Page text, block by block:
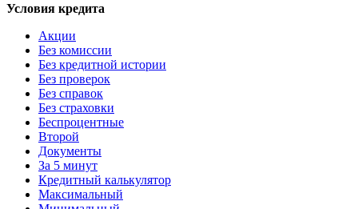
Условия кредита
Акции
Без комиссии
Без кредитной истории
Без проверок
Без справок
Без страховки
Беспроцентные
Второй
Документы
За 5 минут
Кредитный калькулятор
Максимальный